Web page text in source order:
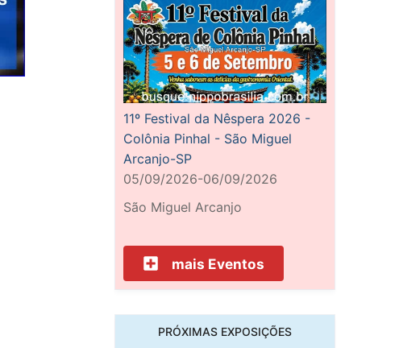
11º Festival da Nêspera 2026 -
Colônia Pinhal - São Miguel
Arcanjo-SP
05/09/2026-06/09/2026
São Miguel Arcanjo
mais Eventos
PRÓXIMAS EXPOSIÇÕES